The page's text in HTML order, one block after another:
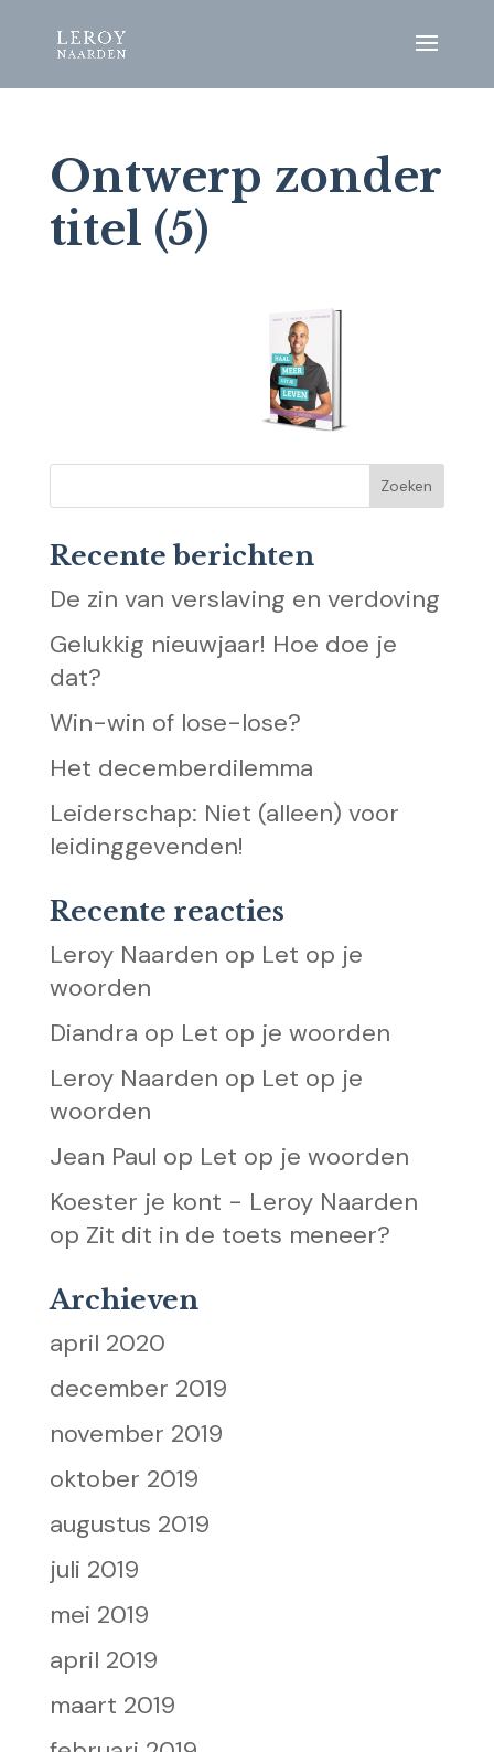
Ontwerp zonder
titel (5)
Recente berichten
De zin van verslaving en verdoving
Gelukkig nieuwjaar! Hoe doe je
dat?
Win-win of lose-lose?
Het decemberdilemma
Leiderschap: Niet (alleen) voor
leidinggevenden!
Recente reacties
Leroy Naarden op Let op je
woorden
Diandra op Let op je woorden
Leroy Naarden op Let op je
woorden
Jean Paul op Let op je woorden
Koester je kont - Leroy Naarden
op Zit dit in de toets meneer?
Archieven
april 2020
december 2019
november 2019
oktober 2019
augustus 2019
juli 2019
mei 2019
april 2019
maart 2019